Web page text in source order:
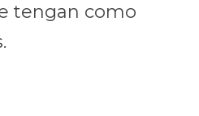
tengan como